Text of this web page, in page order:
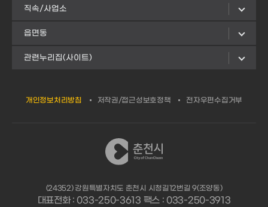
직속/사업소
읍면동
관련누리집(사이트)
개인정보처리방침 저작권/접근성보호정책 전자우편수집거부
(24352) 강원특별자치도 춘천시 시청길12번길 9(조양동)
대표전화 : 033-250-3613 팩스 : 033-250-3913